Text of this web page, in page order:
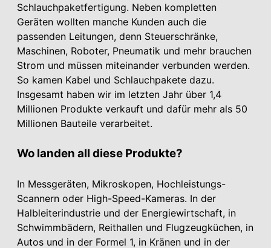
Schlauchpaketfertigung. Neben kompletten
Geräten wollten manche Kunden auch die
passenden Leitungen, denn Steuerschränke,
Maschinen, Roboter, Pneumatik und mehr brauchen
Strom und müssen miteinander verbunden werden.
So kamen Kabel und Schlauchpakete dazu.
Insgesamt haben wir im letzten Jahr über 1,4
Millionen Produkte verkauft und dafür mehr als 50
Millionen Bauteile verarbeitet.
Wo landen all diese Produkte?
In Messgeräten, Mikroskopen, Hochleistungs-
Scannern oder High-Speed-Kameras. In der
Halbleiterindustrie und der Energiewirtschaft, in
Schwimmbädern, Reithallen und Flugzeugküchen, in
Autos und in der Formel 1, in Kränen und in der